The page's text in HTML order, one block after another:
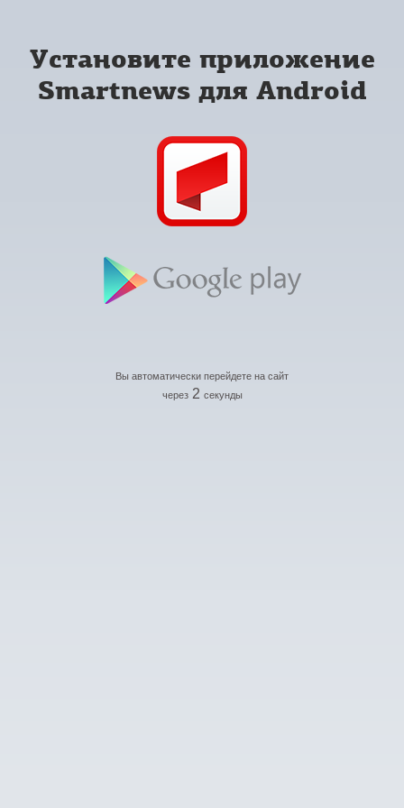
Установите приложение
Smartnews для Android
Вы автоматически перейдете на сайт
через 2 секунды